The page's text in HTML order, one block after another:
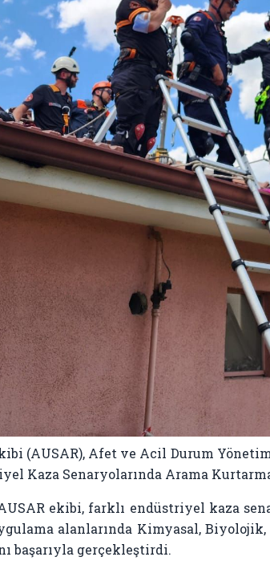
(AUSAR), Afet ve Acil Durum
Kaza Senaryolarında Arama
ekibi, farklı endüstriyel kaza
alanlarında Kimyasal,
başarıyla gerçekleştirdi.